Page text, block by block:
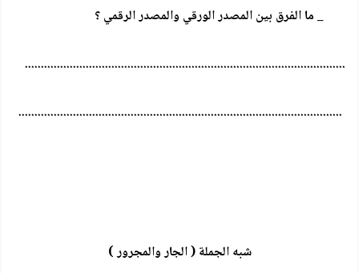
_ ما الفرق بين المصدر الورقي والمصدر الرقمي ؟
....................................................................................................
.....................................................................................................
شبه الجملة ( الجار والمجرور )